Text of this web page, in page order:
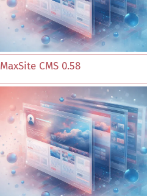
MaxSite CMS 0.58